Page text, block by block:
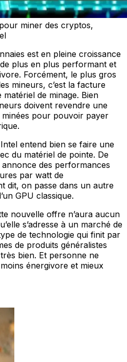
miner des cryptos,
est en pleine croissance
plus en plus performant et
Forcément, le plus gros
mineurs, c’est la facture
matériel de minage. Bien
doivent revendre une
pour pouvoir payer
entend bien se faire une
du matériel de pointe. De
des performances
par watt de
dit, on passe dans un autre
GPU classique.
nouvelle offre n’aura aucun
s’adresse à un marché de
de technologie qui finit par
de produits généralistes
bien. Et personne ne
énergivore et mieux